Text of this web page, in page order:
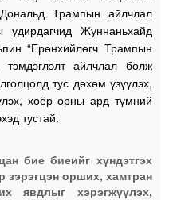
Трампын айлчлал
Жуннаньхайд
“Ерөнхийлөгч Трампын
айлчлал болж
тус дөхөм үзүүлэх,
хоёр орны ард түмний
тустай.
бие биеийг хүндэтгэх
зэрэгцэн орших, хамтран
явдлыг хэрэгжүүлэх,